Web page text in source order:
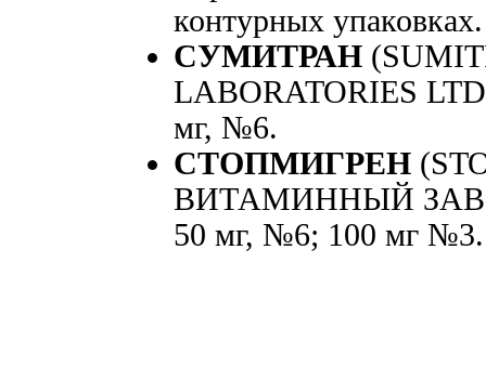
контурных упаковках.
СУМИТРАН
LABORATORIES
мг, №6.
СТОПМИГРЕН
ВИТАМИННЫЙ
50 мг, №6; 100 мг №3.